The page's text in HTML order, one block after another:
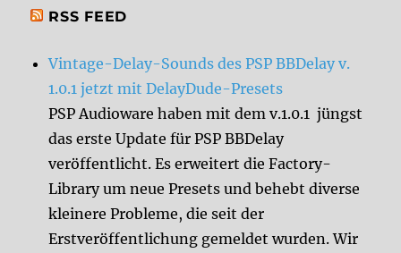
RSS FEED
Vintage-Delay-Sounds des PSP BBDelay v.
1.0.1 jetzt mit DelayDude-Presets
PSP Audioware haben mit dem v.1.0.1 jüngst
das erste Update für PSP BBDelay
veröffentlicht. Es erweitert die Factory-
Library um neue Presets und behebt diverse
kleinere Probleme, die seit der
Erstveröffentlichung gemeldet wurden. Wir